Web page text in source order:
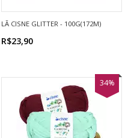
LÃ CISNE GLITTER - 100G(172M)
R$23,90
34%